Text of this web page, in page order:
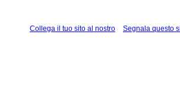
Collega il tuo sito al nostro Segnala questo